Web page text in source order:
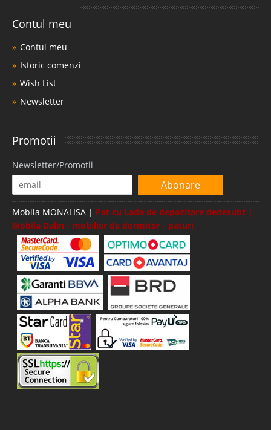
Contul meu
Contul meu
Istoric comenzi
Wish List
Newsletter
Promotii
Newsletter/Promotii
Abonare
Mobila MONALISA | Pat cu Lada de depozitare dedesubt |
Mobila Dalin - mobilier de dormitor - paturi